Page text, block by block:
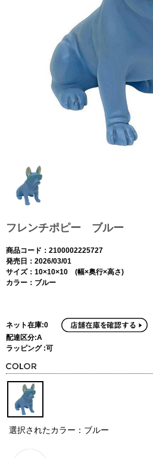
フレンチポピー ブルー
商品コード：2100002225727
発売日：2026/03/01
サイズ：10×10×10 (幅×奥行×高さ)
カラー：ブルー
ネット在庫:0
配達区分:A
ラッピング :可
選択されたカラー：ブルー